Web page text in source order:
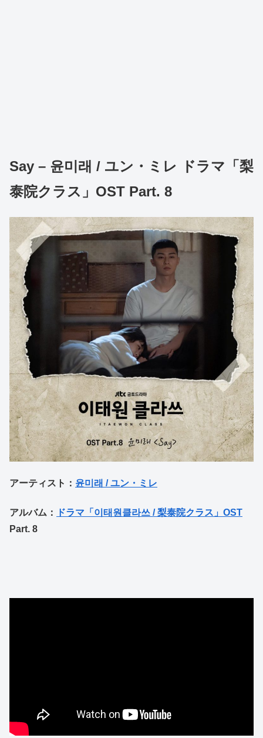
Say – 윤미래 / ユン・ミレ ドラマ「梨
泰院クラス」OST Part. 8
アーティスト： 윤미래 / ユン・ミレ
アルバム：
ドラマ「이태원클라쓰 / 梨泰院クラス」OST
Part. 8